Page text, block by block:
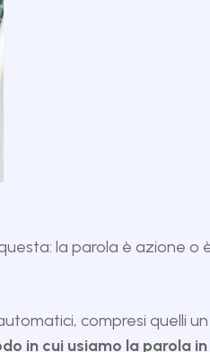
la parola è azione o
compresi quelli
in cui usiamo la parola